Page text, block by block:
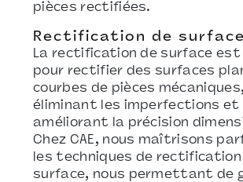
pièces rectifiées.
Rectification de surface
La rectification de surface
pour rectifier des surfaces
courbes de pièces
éliminant les imperfections et
améliorant la précision
Chez CAE, nous maîtrisons
les techniques de rectification
surface, nous permettant de